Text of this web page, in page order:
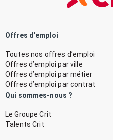
Offres d’emploi
Toutes nos offres d’emploi
Offres d’emploi par ville
Offres d’emploi par métier
Offres d’emploi par contrat
Qui sommes-nous ?
Le Groupe Crit
Talents Crit